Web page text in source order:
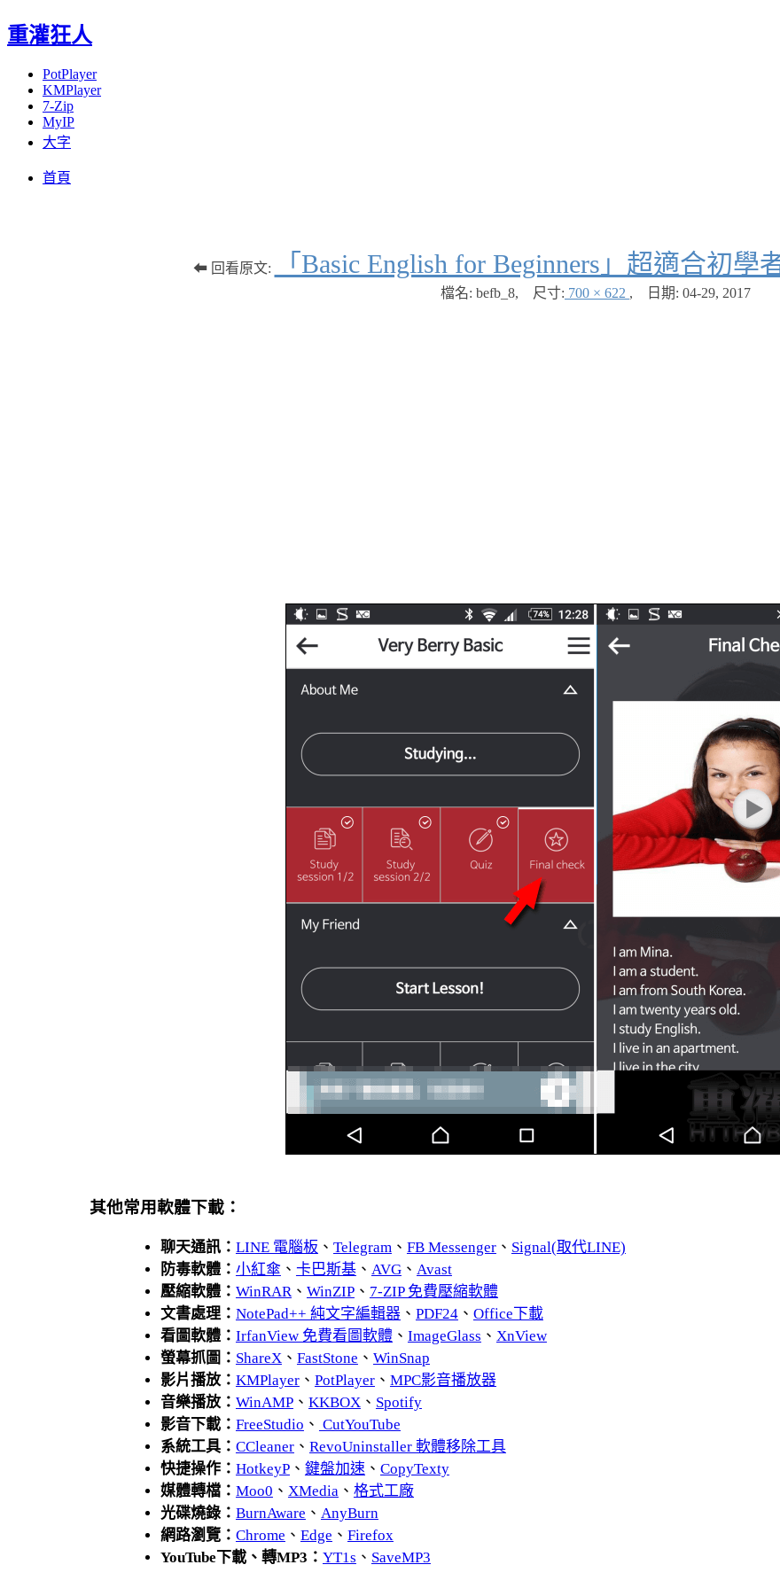
重灌狂人
PotPlayer
KMPlayer
7-Zip
MyIP
大字
首頁
⬅ 回看原文: 「Basic English for Beginners」超適合初
檔名: befb_8, 尺寸: 700 × 622 , 日期: 04-29, 2017
其他常用軟體下載：
聊天通訊： LINE 電腦板 、 Telegram、 FB Messenger、 Signal(取代LINE)
防毒軟體： 小紅傘 、 卡巴斯基、 AVG、 Avast
壓縮軟體： WinRAR、 WinZIP、 7-ZIP 免費壓縮軟體
文書處理： NotePad++ 純文字編輯器、 PDF24、 Office下載
看圖軟體： IrfanView 免費看圖軟體、 ImageGlass 、 XnView
螢幕抓圖： ShareX、 FastStone 、 WinSnap
影片播放： KMPlayer、 PotPlayer、 MPC影音播放器
音樂播放： WinAMP、 KKBOX、 Spotify
影音下載： FreeStudio 、 CutYouTube
系統工具： CCleaner、 RevoUninstaller 軟體移除工具
快捷操作： HotkeyP、 鍵盤加速、 CopyTexty
媒體轉檔： Moo0 、 XMedia、 格式工廠
光碟燒錄： BurnAware 、 AnyBurn
網路瀏覽： Chrome 、 Edge 、 Firefox
YouTube下載、轉MP3： YT1s 、 SaveMP3